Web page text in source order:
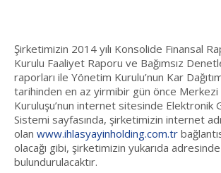
Şirketimizin 2014 yılı Konsolide Finansal
Kurulu Faaliyet Raporu ve Bağımsız
raporları ile Yönetim Kurulu’nun Kar
tarihinden en az yirmibir gün önce Merkezi
Kuruluşu’nun internet sitesinde Elektronik
Sistemi sayfasında, şirketimizin internet
olan www.ihlasyayinholding.com.tr
olacağı gibi, şirketimizin yukarıda
bulundurulacaktır.